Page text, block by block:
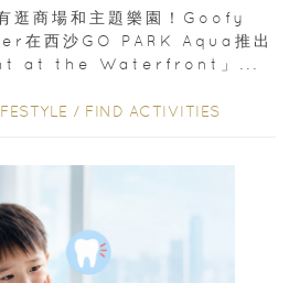
逛商場和主題樂園！Goofy
在西沙GO PARK Aqua推出
at the Waterfront」...
/ FIND ACTIVITIES